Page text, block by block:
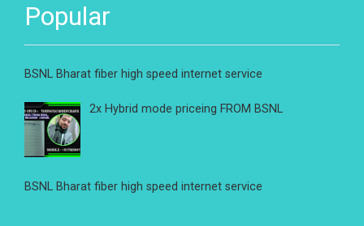
Popular
BSNL Bharat fiber high speed internet service
2x Hybrid mode priceing FROM BSNL
BSNL Bharat fiber high speed internet service